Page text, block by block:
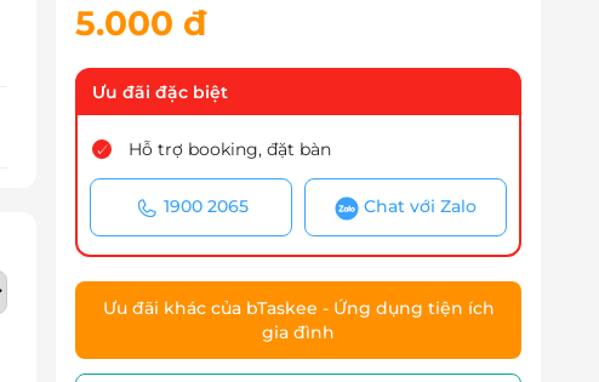
5.000 đ
Ưu đãi đặc biệt
Hỗ trợ booking, đặt bàn
1900 2065 Chat với Zalo
Ưu đãi khác của bTaskee - Ứng dụng tiện ích
gia đình